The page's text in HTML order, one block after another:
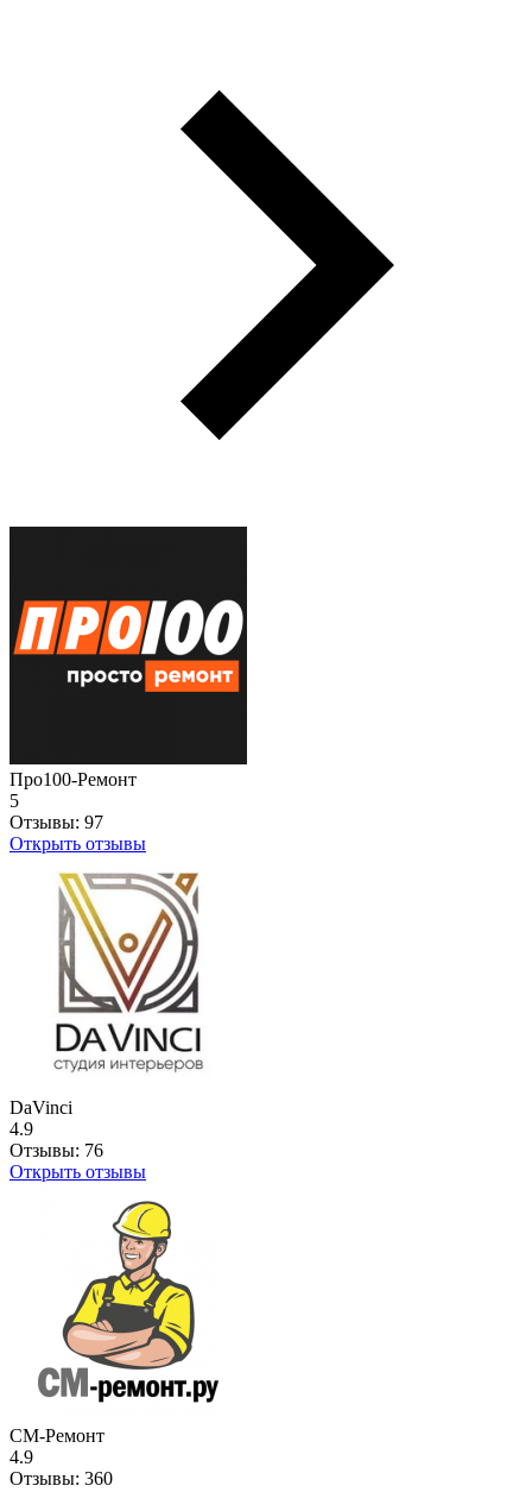
Про100-Ремонт
5
Отзывы: 97
Открыть отзывы
DaVinci
4.9
Отзывы: 76
Открыть отзывы
СМ-Ремонт
4.9
Отзывы: 360